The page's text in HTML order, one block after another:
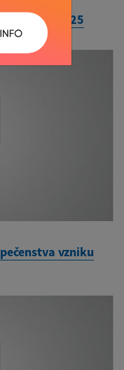
za rok 2025
vzniku